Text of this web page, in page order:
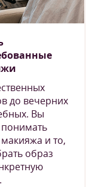
до вечерних
Вы
понимать
и то,
образ